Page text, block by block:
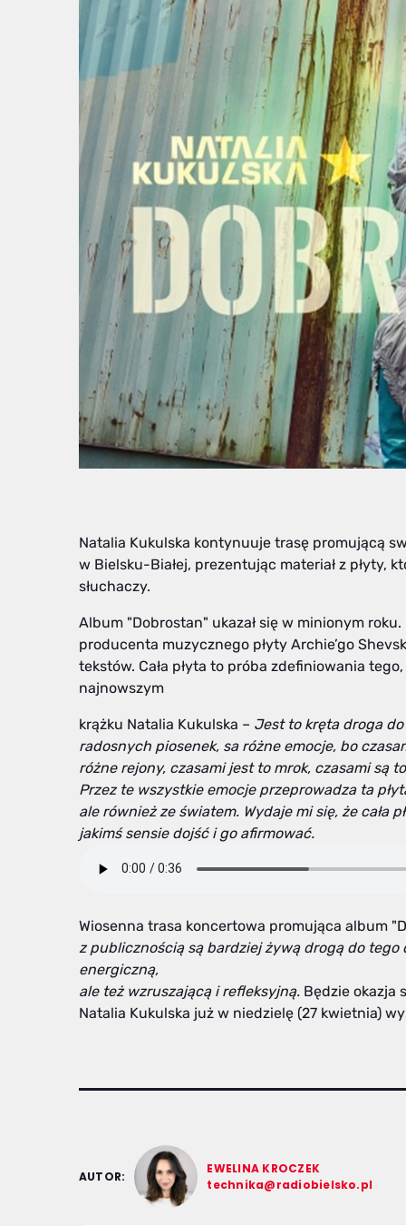
Natalia Kukulska kontynuuje trasę promującą
w Bielsku-Białej, prezentując materiał z płyty,
słuchaczy.
Album "Dobrostan" ukazał się w minionym
producenta muzycznego płyty Archie’go
tekstów. Cała płyta to próba zdefiniowania
najnowszym
krążku Natalia Kukulska – Jest to kręta droga
radosnych piosenek, sa różne emocje, bo
różne rejony, czasami jest to mrok, czasami są
Przez te wszystkie emocje przeprowadza ta
ale również ze światem. Wydaje mi się, że cała
jakimś sensie dojść i go afirmować.
Wiosenna trasa koncertowa promująca album
z publicznością są bardziej żywą drogą do
energiczną,
ale też wzruszającą i refleksyjną. Będzie okazja
Natalia Kukulska już w niedzielę (27 kwietnia)
AUTOR:
EWELINA KROCZEK
technika@radiobielsko.pl